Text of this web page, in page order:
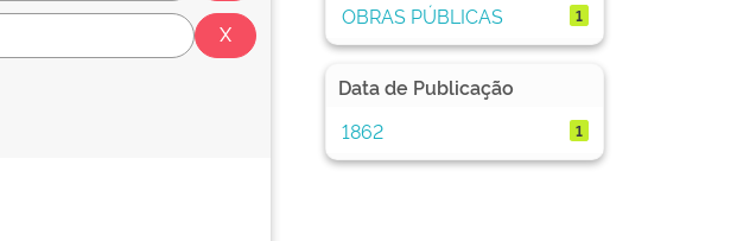
OBRAS PÚBLICAS 1
Data de Publicação
1862
1